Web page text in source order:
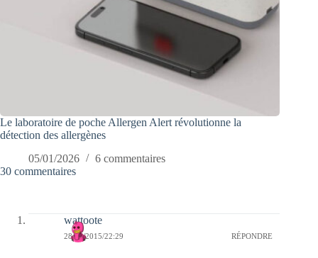
Le laboratoire de poche Allergen Alert révolutionne la
détection des allergènes
05/01/2026
6 commentaires
30 commentaires
wattoote
28/06/2015/22:29 RÉPONDRE